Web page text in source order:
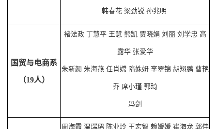
韩春花 梁劲锐 孙兆明
国贸与电商系
（19人）
褚法政 丁慧平 王慧 熊凯 贾晓娟 刘丽 刘学忠 高
露华 张爱华
朱新颜 朱海燕 任肖嫦 隋姝妍 李翠锦 胡翔鹏 曹艳
乔 席小瑾 郭琦
冯剑
周海霞 温瑞珺 陈业玲 王宏智 赖媛媛 崔海龙 郭伟